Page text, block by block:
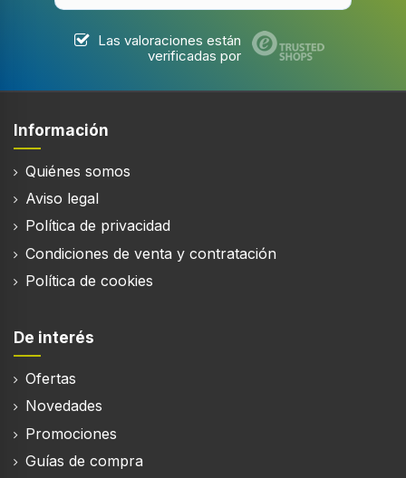
Las valoraciones están
verificadas por
Información
Quiénes somos
Aviso legal
Política de privacidad
Condiciones de venta y contratación
Política de cookies
De interés
Ofertas
Novedades
Promociones
Guías de compra